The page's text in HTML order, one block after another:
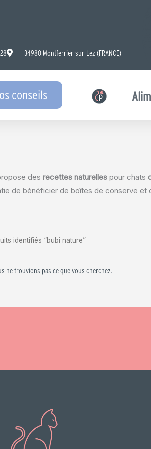
34980 Montferrier-sur-Lez (FRANCE)
conseils
des recettes naturelles pour chats
de bénéficier de boîtes de conserve
identifiés “bubi nature”
ne trouvions pas ce que vous cherchez.